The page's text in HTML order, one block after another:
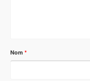
Nom *